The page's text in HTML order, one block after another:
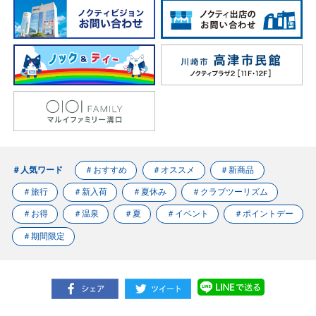
＃人気ワード ＃おすすめ ＃オススメ ＃新商品
＃旅行 ＃新入荷 ＃夏休み ＃クラブツーリズム
＃お得 ＃温泉 ＃夏 ＃イベント ＃ポイントデー
＃期間限定